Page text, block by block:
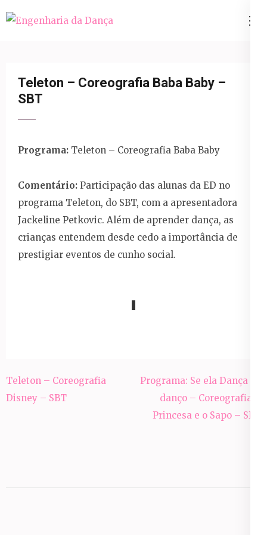
para
(Pressione
Enter)
Teleton – Coreografia Baba Baby –
SBT
Programa: Teleton – Coreografia Baba Baby
Comentário: Participação das alunas da ED no
programa Teleton, do SBT, com a apresentadora
Jackeline Petkovic. Além de aprender dança, as
crianças entendem desde cedo a importância de
prestigiar eventos de cunho social.
Navegação
de
Teleton – Coreografia
Disney – SBT
Programa: Se ela Dança eu
danço – Coreografia A
Princesa e o Sapo – SBT